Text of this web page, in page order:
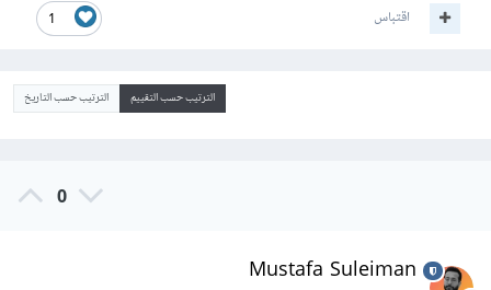
1 اقتباس
الترتيب حسب التقييم الترتيب حسب التاريخ
0
Mustafa Suleiman